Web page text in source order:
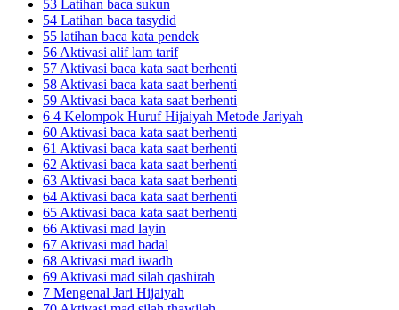
53 Latihan baca sukun
54 Latihan baca tasydid
55 latihan baca kata pendek
56 Aktivasi alif lam tarif
57 Aktivasi baca kata saat berhenti
58 Aktivasi baca kata saat berhenti
59 Aktivasi baca kata saat berhenti
6 4 Kelompok Huruf Hijaiyah Metode Jariyah
60 Aktivasi baca kata saat berhenti
61 Aktivasi baca kata saat berhenti
62 Aktivasi baca kata saat berhenti
63 Aktivasi baca kata saat berhenti
64 Aktivasi baca kata saat berhenti
65 Aktivasi baca kata saat berhenti
66 Aktivasi mad layin
67 Aktivasi mad badal
68 Aktivasi mad iwadh
69 Aktivasi mad silah qashirah
7 Mengenal Jari Hijaiyah